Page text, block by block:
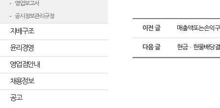
영업보고서
공시정보관리규정
지배구조
윤리경영
영업점안내
채용정보
공고
이전 글 매출액또는손익
다음 글 현금ㆍ현물배당